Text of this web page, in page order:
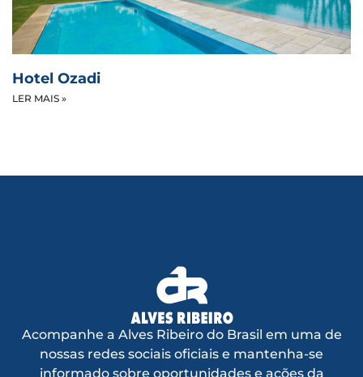
Hotel Ozadi
LER MAIS »
Acompanhe a Alves Ribeiro do Brasil em uma de
nossas redes sociais oficiais e mantenha-se
informado sobre oportunidades e ações da